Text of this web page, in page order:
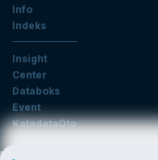
Info
Indeks
Insight
Center
Databoks
Event
KatadataOto